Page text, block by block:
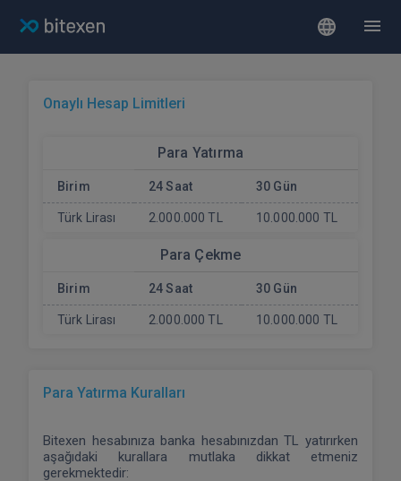
Onaylı Hesap Limitleri
Para Yatırma
Birim 24 Saat 30 Gün
Türk Lirası 2.000.000 TL 10.000.000 TL
Para Çekme
Birim 24 Saat 30 Gün
Türk Lirası 2.000.000 TL 10.000.000 TL
Para Yatırma Kuralları
Bitexen hesabınıza banka hesabınızdan TL yatırırken
aşağıdaki kurallara mutlaka dikkat etmeniz
gerekmektedir: